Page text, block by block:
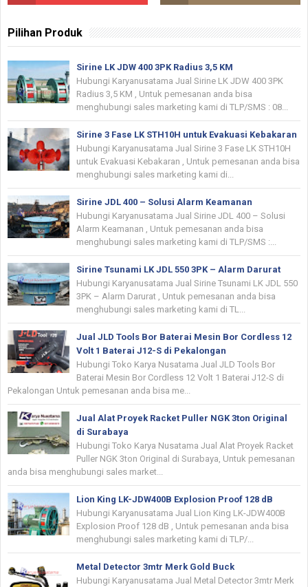
Pilihan Produk
Sirine LK JDW 400 3PK Radius 3,5 KM
Hubungi Karyanusatama Jual Sirine LK JDW 400 3PK
Radius 3,5 KM , Untuk pemesanan anda bisa
menghubungi sales marketing kami di TLP/SMS : 08...
Sirine 3 Fase LK STH10H untuk Evakuasi Kebakaran
Hubungi Karyanusatama Jual Sirine 3 Fase LK STH10H
untuk Evakuasi Kebakaran , Untuk pemesanan anda bisa
menghubungi sales marketing kami di...
Sirine JDL 400 – Solusi Alarm Keamanan
Hubungi Karyanusatama Jual Sirine JDL 400 – Solusi
Alarm Keamanan , Untuk pemesanan anda bisa
menghubungi sales marketing kami di TLP/SMS :...
Sirine Tsunami LK JDL 550 3PK – Alarm Darurat
Hubungi Karyanusatama Jual Sirine Tsunami LK JDL 550
3PK – Alarm Darurat , Untuk pemesanan anda bisa
menghubungi sales marketing kami di TL...
Jual JLD Tools Bor Baterai Mesin Bor Cordless 12
Volt 1 Baterai J12-S di Pekalongan
Hubungi Toko Karya Nusatama Jual JLD Tools Bor
Baterai Mesin Bor Cordless 12 Volt 1 Baterai J12-S di
Pekalongan Untuk pemesanan anda bisa me...
Jual Alat Proyek Racket Puller NGK 3ton Original
di Surabaya
Hubungi Toko Karya Nusatama Jual Alat Proyek Racket
Puller NGK 3ton Original di Surabaya, Untuk pemesanan
anda bisa menghubungi sales market...
Lion King LK-JDW400B Explosion Proof 128 dB
Hubungi Karyanusatama Jual Lion King LK-JDW400B
Explosion Proof 128 dB , Untuk pemesanan anda bisa
menghubungi sales marketing kami di TLP/...
Metal Detector 3mtr Merk Gold Buck
Hubungi Karyanusatama Jual Metal Detector 3mtr Merk